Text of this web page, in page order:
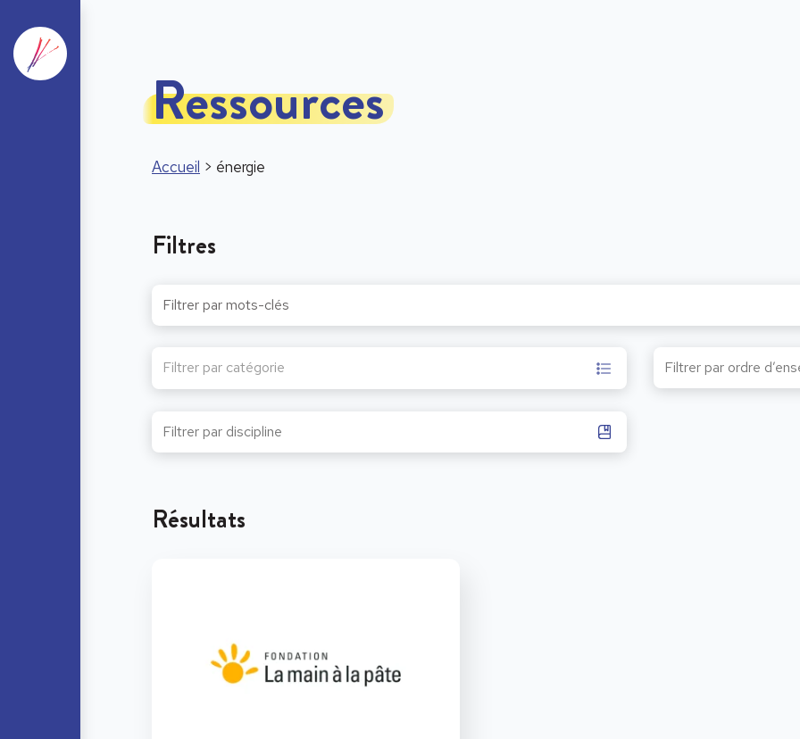
Ressources
Accueil > énergie
Filtres
Filtrer par catégorie
Résultats